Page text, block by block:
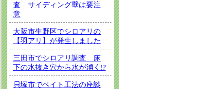
査 サイディング壁は要注
意
大阪市生野区でシロアリの
【羽アリ】が発生しました
三田市でシロアリ調査 床
下の水抜き穴から水が湧く⁉
貝塚市でベイト工法の座談